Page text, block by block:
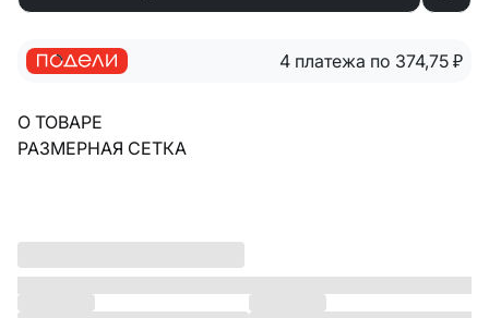
4 платежа по 374,75 ₽
О ТОВАРЕ
РАЗМЕРНАЯ СЕТКА